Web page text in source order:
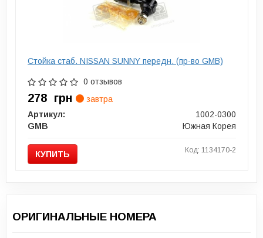
Стойка стаб. NISSAN SUNNY передн. (пр-во GMB)
0 отзывов
278 грн
завтра
Артикул:
1002-0300
GMB
Южная Корея
КУПИТЬ Код: 1134170-2
ОРИГИНАЛЬНЫЕ НОМЕРА